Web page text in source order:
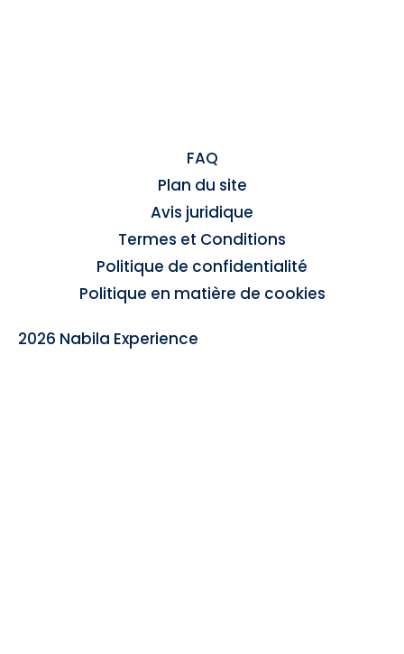
FAQ
Plan du site
Avis juridique
Termes et Conditions
Politique de confidentialité
Politique en matière de cookies
2026 Nabila Experience